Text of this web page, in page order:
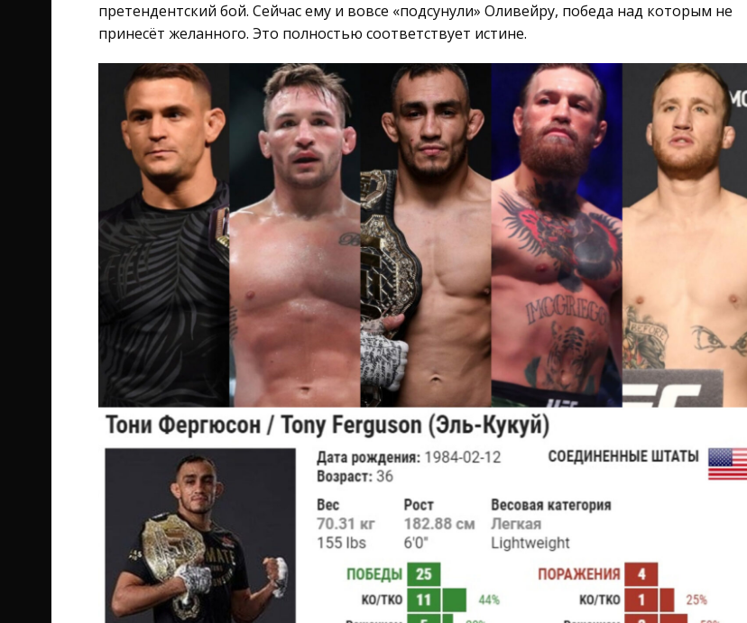
претендентский бой. Сейчас ему и вовсе «подсунули» Оливейру, победа над которым не
принесёт желанного. Это полностью соответствует истине.